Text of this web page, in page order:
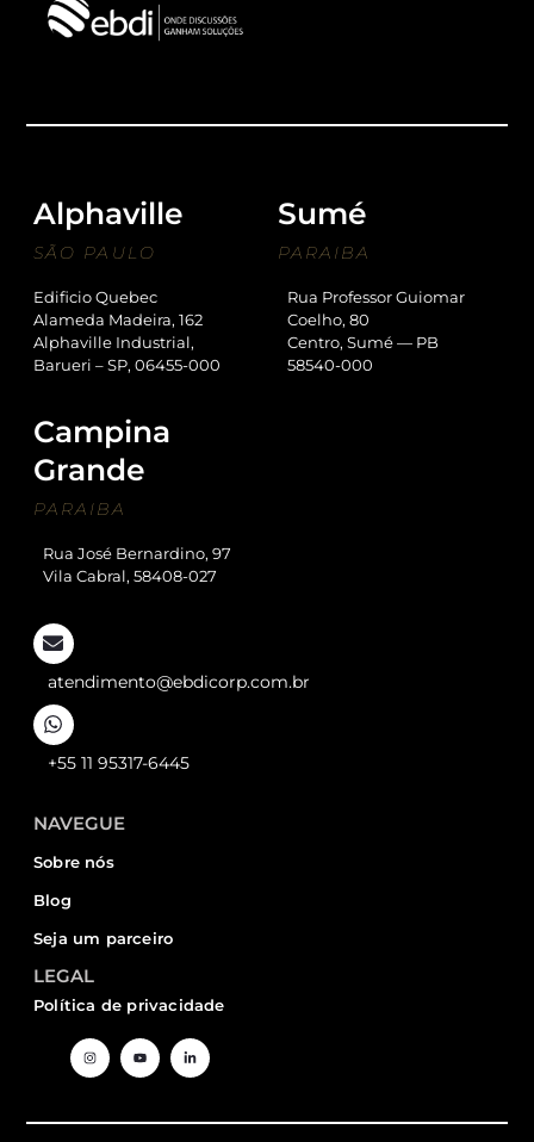
Alphaville Sumé
SÃO PAULO PARAIBA
Edificio Quebec
Alameda Madeira, 162
Alphaville Industrial,
Barueri – SP, 06455-000
Rua Professor Guiomar
Coelho, 80
Centro, Sumé — PB
58540-000
Campina
Grande
PARAIBA
Rua José Bernardino, 97
Vila Cabral, 58408-027
atendimento@ebdicorp.com.br
+55 11 95317-6445
NAVEGUE
Sobre nós
Blog
Seja um parceiro
LEGAL
Política de privacidade